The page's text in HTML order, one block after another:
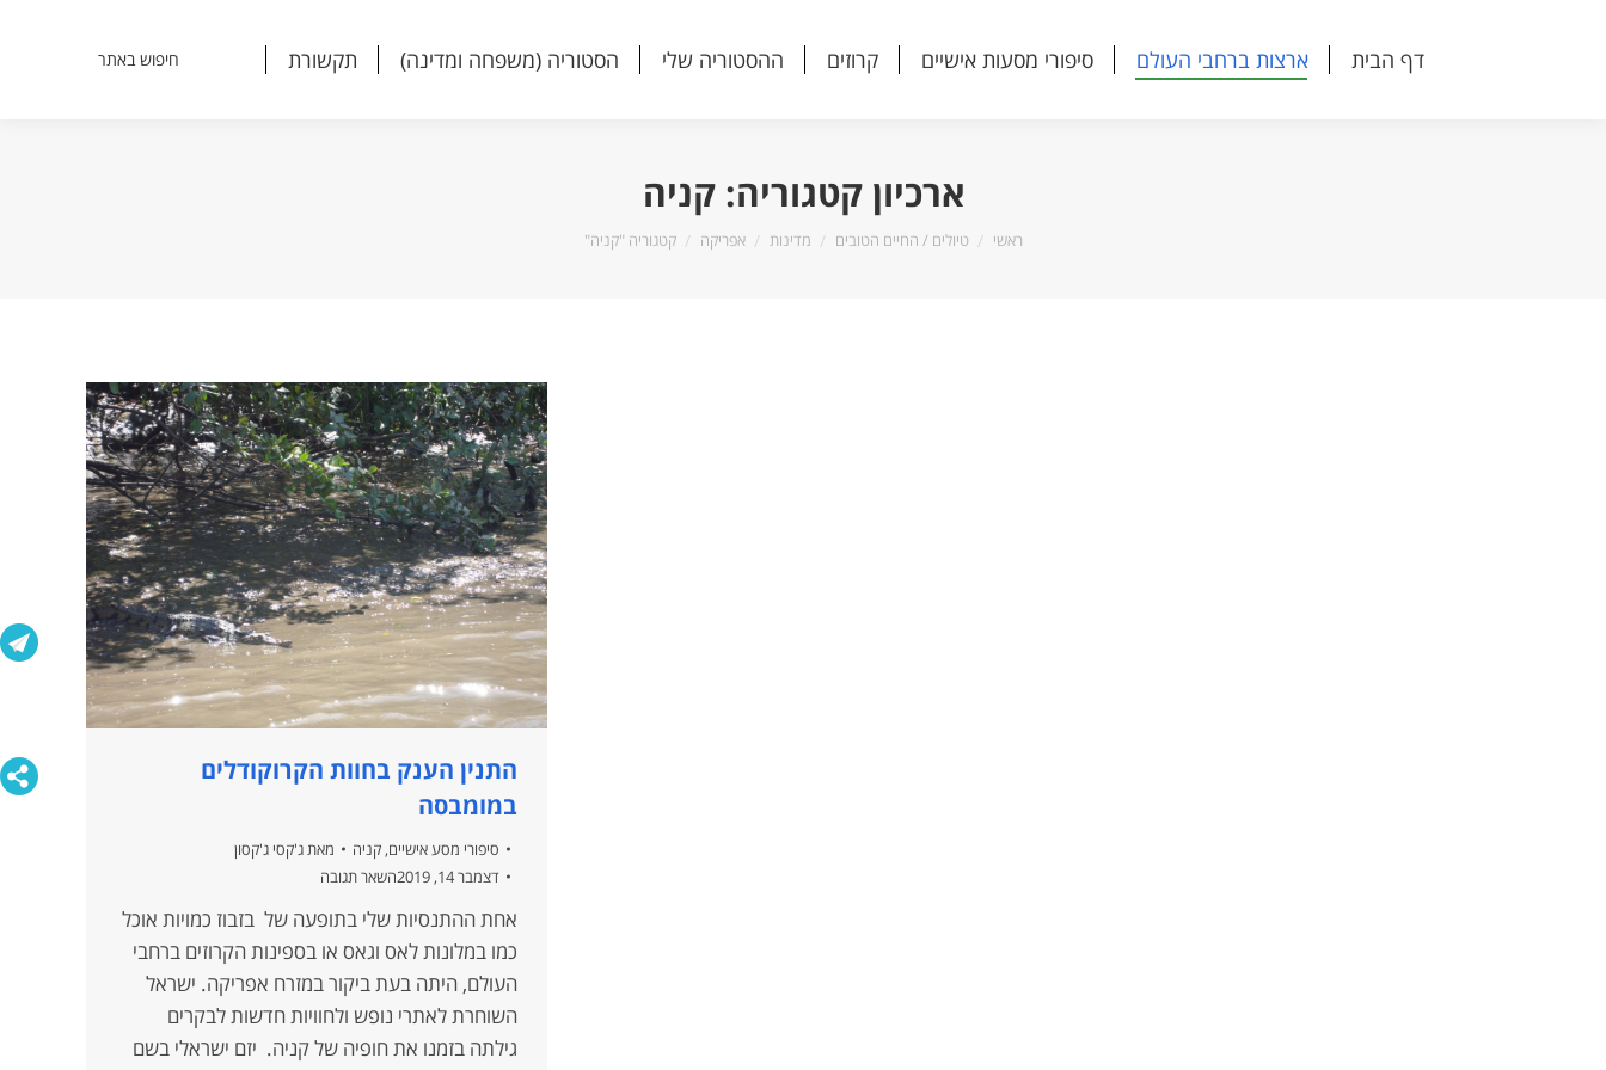
דף הבית ארצות ברחבי העולם סיפורי מסעות אישיים קרוזים ההסטוריה שלי הסטוריה (משפחה ומדינה) תקשורת Search:
חיפוש באתר
ארכיון קטגוריה:קניה
הנך נמצא כאן:
ראשי טיולים / החיים הטובים מדינות אפריקה קטגוריה "קניה"
התנין הענק בחוות הקרוקודלים
במומבסה
סיפורי מסע אישיים, קניה מאתג'קסי ג'קסון
דצמבר 14, 2019
השאר תגובה
אחת ההתנסיות שלי בתופעה של בזבוז כמויות אוכל
כמו במלונות לאס וגאס או בספינות הקרוזים ברחבי
העולם, היתה בעת ביקור במזרח אפריקה. ישראל
השוחרת לאתרי נופש ולחוויות חדשות לבקרים
גילתה בזמנו את חופיה של קניה. יזם ישראלי בשם